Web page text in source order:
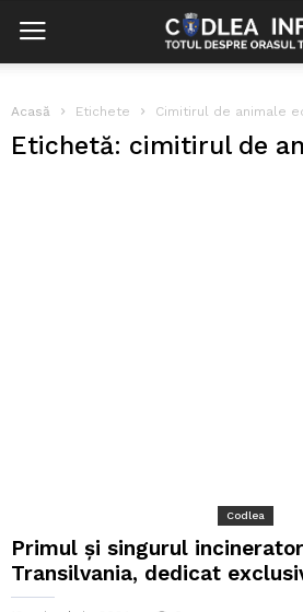
Acasă Etichete Cimitirul de animale
Etichetă: cimitirul de
Codlea
Primul și singurul
Transilvania, dedicat